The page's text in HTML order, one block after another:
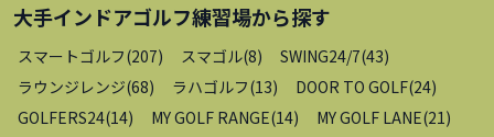
大手インドアゴルフ練習場から探す
スマートゴルフ(207) スマゴル(8) SWING24/7(43)
ラウンジレンジ(68) ラハゴルフ(13) DOOR TO GOLF(24)
GOLFERS24(14) MY GOLF RANGE(14) MY GOLF LANE(21 )